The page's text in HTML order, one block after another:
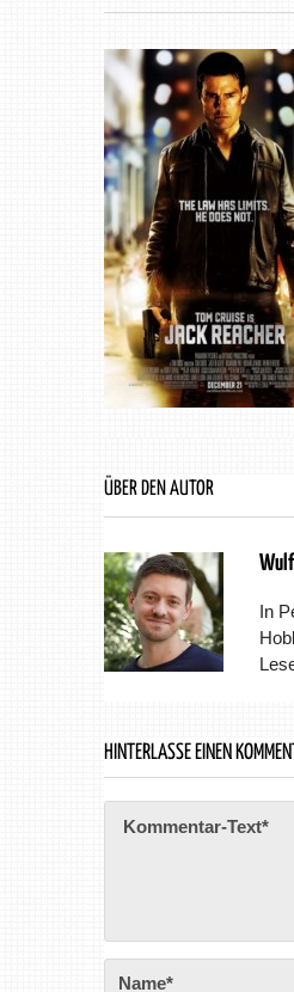
ÜBER DEN AUTOR
In
HINTERLASSE EINEN